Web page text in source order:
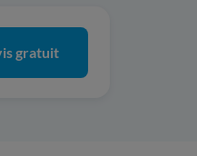
gratuit